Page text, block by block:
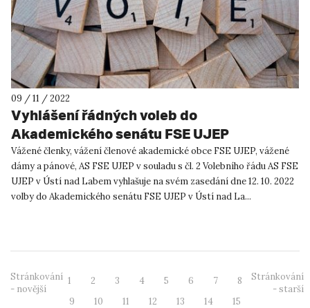
09 / 11 / 2022
Vyhlášení řádných voleb do
Akademického senátu FSE UJEP
Vážené členky, vážení členové akademické obce FSE UJEP, vážené
dámy a pánové, AS FSE UJEP v souladu s čl. 2 Volebního řádu AS FSE
UJEP v Ústí nad Labem vyhlašuje na svém zasedání dne 12. 10. 2022
volby do Akademického senátu FSE UJEP v Ústí nad La...
Stránkování
- novější
1 2 3 4 5 6 7
8
9
10 11 12 13 14
15
Stránkování
- starší